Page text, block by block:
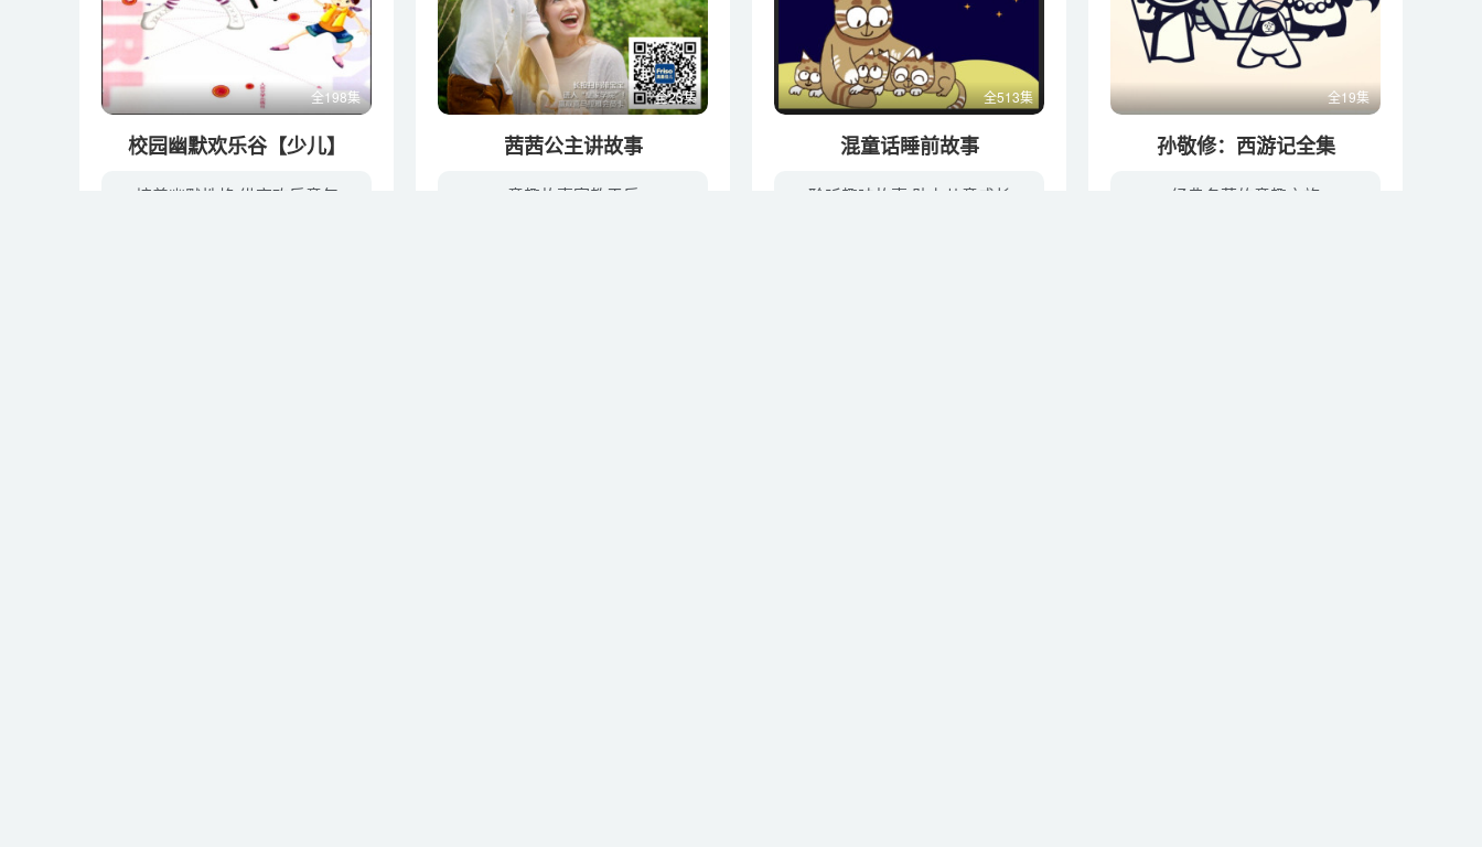
全198集
校园幽默欢乐谷【少儿】
培养幽默性格 纵享欢乐童年
全23集
茜茜公主讲故事
童趣故事寓教于乐
全513集
混童话睡前故事
聆听趣味故事 助力儿童成长
全19集
孙敬修：西游记全集
经典名著的童趣之旅